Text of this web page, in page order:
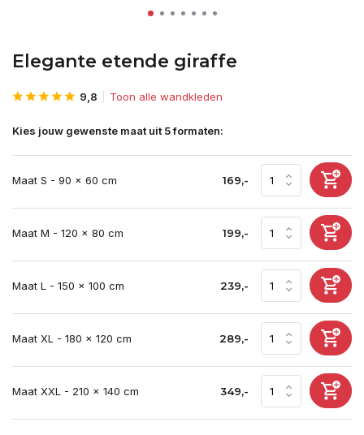
Elegante etende giraffe
9,8 Toon alle wandkleden
Kies jouw gewenste maat uit 5 formaten:
Maat S - 90 x 60 cm 169,-
Maat M - 120 x 80 cm 199,-
Maat L - 150 x 100 cm 239,-
Maat XL - 180 x 120 cm 289,-
Maat XXL - 210 x 140 cm 349,-